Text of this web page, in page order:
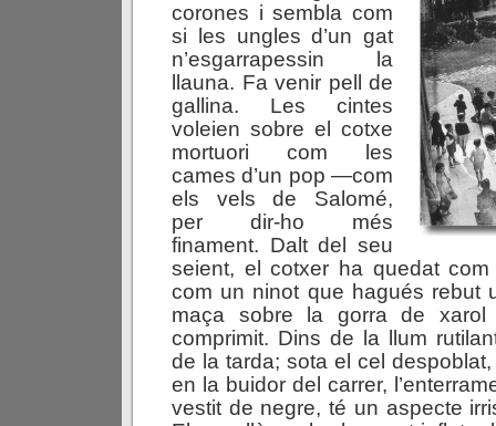
corones i sembla com
si les ungles d’un gat
n’esgarrapessin la
llauna. Fa venir pell de
gallina. Les cintes
voleien sobre el cotxe
mortuori com les
cames d’un pop —com
els vels de Salomé,
per dir-ho més
finament. Dalt del seu
seient, el cotxer ha quedat
com un ninot que hagués rebut
maça sobre la gorra de xarol
comprimit. Dins de la llum
de la tarda; sota el cel despoblat,
en la buidor del carrer,
vestit de negre, té un aspecte